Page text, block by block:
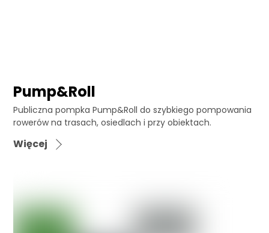
Pump&Roll
Publiczna pompka Pump&Roll do szybkiego pompowania
rowerów na trasach, osiedlach i przy obiektach.
Więcej